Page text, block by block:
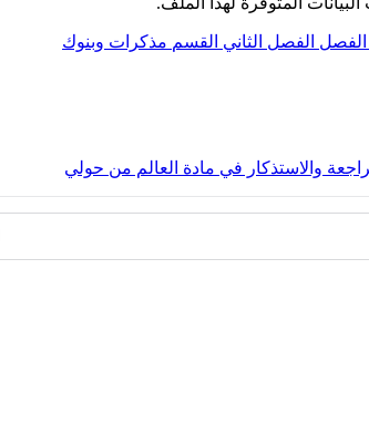
الفصل الفصل الثاني القسم مذكرات وبنوك
والاستذكار في مادة العالم من حولي